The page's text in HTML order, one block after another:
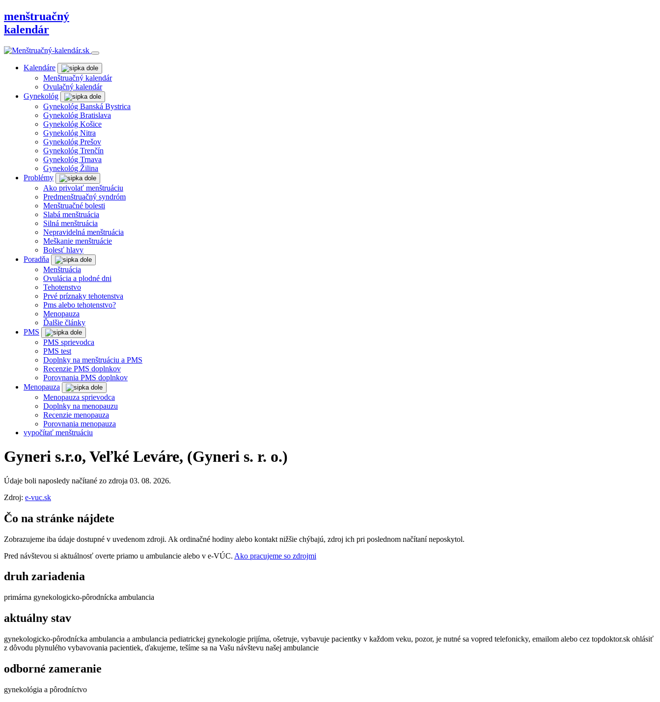
menštruačný
kalendár
Kalendáre
Menštruačný kalendár
Ovulačný kalendár
Gynekológ
Gynekológ Banská Bystrica
Gynekológ Bratislava
Gynekológ Košice
Gynekológ Nitra
Gynekológ Prešov
Gynekológ Trenčín
Gynekológ Trnava
Gynekológ Žilina
Problémy
Ako privolať menštruáciu
Predmenštruačný syndróm
Menštruačné bolesti
Slabá menštruácia
Silná menštruácia
Nepravidelná menštruácia
Meškanie menštruácie
Bolesť hlavy
Poradňa
Menštruácia
Ovulácia a plodné dni
Tehotenstvo
Prvé príznaky tehotenstva
Pms alebo tehotenstvo?
Menopauza
Ďalšie články
PMS
PMS sprievodca
PMS test
Doplnky na menštruáciu a PMS
Recenzie PMS doplnkov
Porovnania PMS doplnkov
Menopauza
Menopauza sprievodca
Doplnky na menopauzu
Recenzie menopauza
Porovnania menopauza
vypočítať menštruáciu
Gyneri s.r.o, Veľké Leváre, (Gyneri s. r. o.)
Údaje boli naposledy načítané zo zdroja 03. 08. 2026.
Zdroj: e-vuc.sk
Čo na stránke nájdete
Zobrazujeme iba údaje dostupné v uvedenom zdroji. Ak ordinačné hodiny alebo kontakt nižšie chýbajú, zdroj ich pri poslednom načítaní neposkytol.
Pred návštevou si aktuálnosť overte priamo u ambulancie alebo v e‑VÚC. Ako pracujeme so zdrojmi
druh zariadenia
primárna gynekologicko-pôrodnícka ambulancia
aktuálny stav
gynekologicko-pôrodnícka ambulancia a ambulancia pediatrickej gynekologie prijíma, ošetruje, vybavuje pacientky v každom veku, pozor, je nutné sa vopred telefonicky, emailom alebo cez topdoktor.sk ohlásiť
z dôvodu plynulého vybavovania pacientiek, ďakujeme, tešíme sa na Vašu návštevu našej ambulancie
odborné zameranie
gynekológia a pôrodníctvo